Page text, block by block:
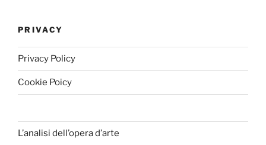
PRIVACY
Privacy Policy
Cookie Poicy
L’analisi dell’opera d’arte